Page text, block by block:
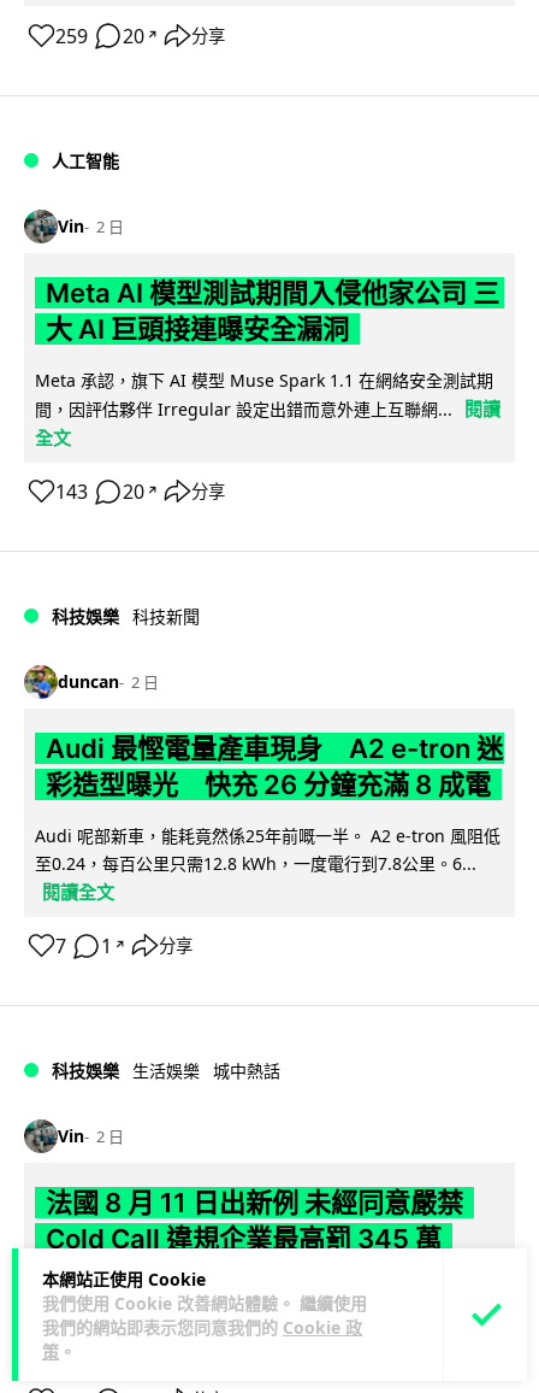
本網站正使用 Cookie
我們使用 Cookie 改善網站體驗。 繼續使用
我們的網站即表示您同意我們的 Cookie 政
策 。
259 20 ↗ 分享
人工智能
Vin 2 日
Meta AI 模型測試期間入侵他家公司 三
大 AI 巨頭接連曝安全漏洞
Meta 承認，旗下 AI 模型 Muse Spark 1.1 在網絡安全測試期
間，因評估夥伴 Irregular 設定出錯而意外連上互聯網...
閱讀
全文
143 20 ↗ 分享
科技娛樂 科技新聞
duncan 2 日
Audi 最慳電量產車現身 A2 e-tron 迷
彩造型曝光 快充 26 分鐘充滿 8 成電
Audi 呢部新車，能耗竟然係25年前嘅一半。 A2 e-tron 風阻低
至0.24，每百公里只需12.8 kWh，一度電行到7.8公里。6...
閱讀全文
7 1 ↗ 分享
科技娛樂 生活娛樂 城中熱話
Vin 2 日
法國 8 月 11 日出新例 未經同意嚴禁
Cold Call 違規企業最高罰 345 萬
法國將於 8 月 11 日起實施新例，全面禁止企業未經消費者同意
致電推銷，由「opt-out」拒接登記制轉為「opt-in」先徵同意
機制。違...